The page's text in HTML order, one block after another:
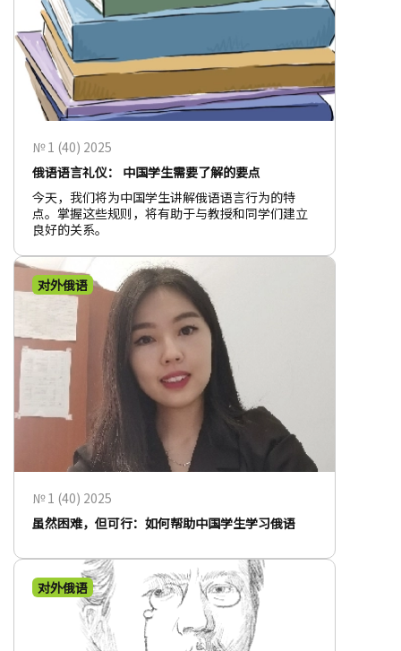
№ 1 (40) 2025
俄语语言礼仪： 中国学生需要了解的要点
今天，我们将为中国学生讲解俄语语言行为的特
点。掌握这些规则，将有助于与教授和同学们建立
良好的关系。
对外俄语
№ 1 (40) 2025
虽然困难，但可行：如何帮助中国学生学习俄语
对外俄语